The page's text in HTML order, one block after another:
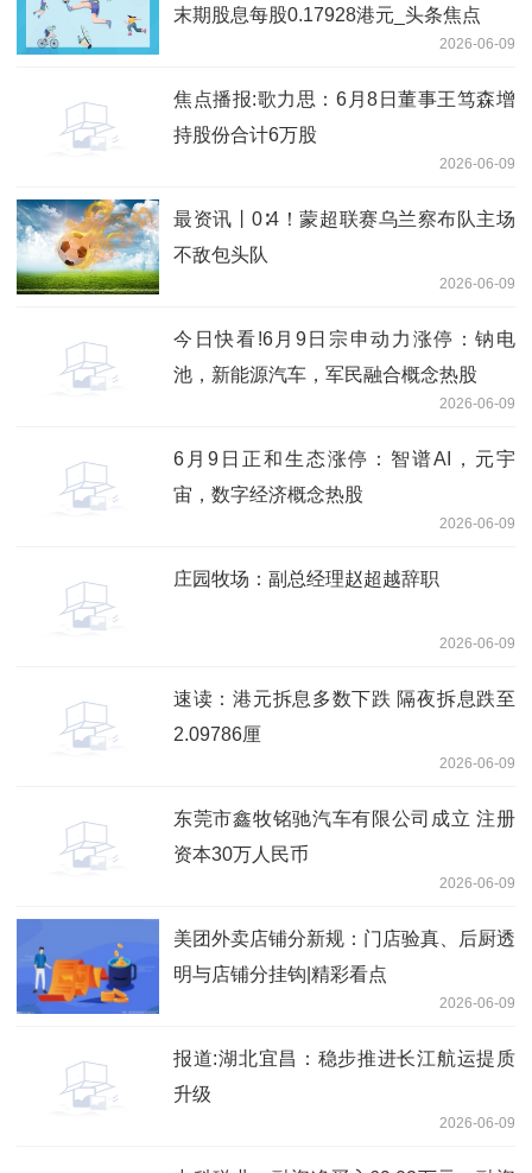
末期股息每股0.17928港元_头条焦点
2026-06-09
焦点播报:歌力思：6月8日董事王笃森增
持股份合计6万股
2026-06-09
最资讯丨0∶4！蒙超联赛乌兰察布队主场
不敌包头队
2026-06-09
今日快看!6月9日宗申动力涨停：钠电
池，新能源汽车，军民融合概念热股
2026-06-09
6月9日正和生态涨停：智谱AI，元宇
宙，数字经济概念热股
2026-06-09
庄园牧场：副总经理赵超越辞职
2026-06-09
速读：港元拆息多数下跌 隔夜拆息跌至
2.09786厘
2026-06-09
东莞市鑫牧铭驰汽车有限公司成立 注册
资本30万人民币
2026-06-09
美团外卖店铺分新规：门店验真、后厨透
明与店铺分挂钩|精彩看点
2026-06-09
报道:湖北宜昌：稳步推进长江航运提质
升级
2026-06-09